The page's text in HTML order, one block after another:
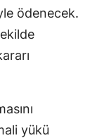
ödenecek.
yükü